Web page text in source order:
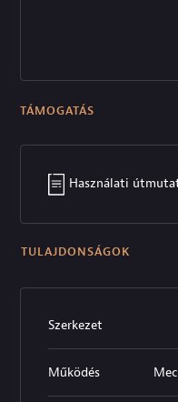
TÁMOGATÁS
Használati
TULAJDONSÁGOK
Szerkezet
Működés